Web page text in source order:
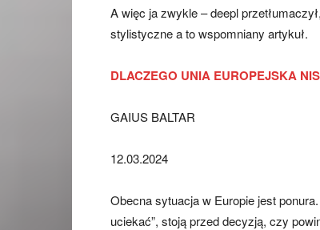
A więc ja zwykle – deepl
stylistyczne a to wspomniany artykuł.
DLACZEGO UNIA EUROPEJSKA
GAIUS BALTAR
12.03.2024
Obecna sytuacja w Europie jest
uciekać”, stoją przed decyzją, czy